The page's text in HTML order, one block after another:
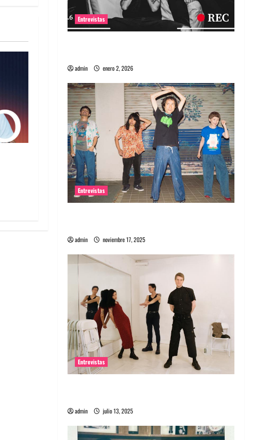
Entrevistas
admin enero 2, 2026
Entrevistas
admin noviembre 17, 2025
Entrevistas
admin julio 13, 2025